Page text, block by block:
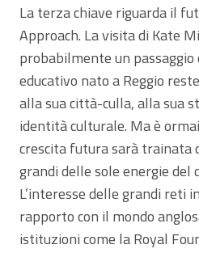
La terza chiave riguarda il
Approach. La visita di Kate
probabilmente un
educativo nato a Reggio
alla sua città-culla, alla sua
identità culturale. Ma è
crescita futura sarà trainata
grandi delle sole energie del
L’interesse delle grandi reti
rapporto con il mondo
istituzioni come la Royal